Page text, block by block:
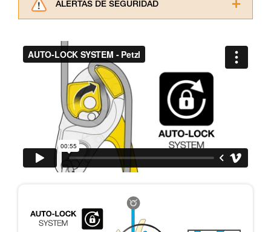
ALERTAS DE SEGURIDAD
consultarlo. Usted debe comprender la
información de la ficha técnica para poder
comprender este complemento informativo.
Dominar estas técnicas requiere una formación
y un entrenamiento específico. Confirme a
través de un profesional su capacidad para
ejecutar estas técnicas, solo y con total
seguridad, antes de ejecutarlas de forma
autónoma.
Damos ejemplos de técnicas relacionadas con
su actividad. Pueden existir otras que no